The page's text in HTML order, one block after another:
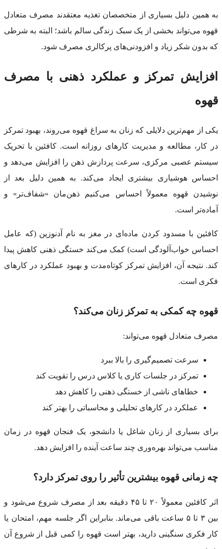
به همین دلیل بسیاری از متخصصان تغذیه معتقدند مصرف متعادل
قهوه می‌تواند بخشی از یک سبک زندگی سالم باشد؛ البته به شرطی
که بدون شکر زیاد و افزودنی‌های پرکالری مصرف شود.
افزایش تمرکز و عملکرد ذهنی با مصرف
قهوه
یکی از مهم‌ترین دلایلی که زنان به سراغ قهوه می‌روند، بهبود تمرکز
در کار، مطالعه و مدیریت کارهای روزانه است. کافئین با تحریک
سیستم عصبی مرکزی، سرعت پردازش ذهن را افزایش می‌دهد و
احساس هوشیاری بیشتری ایجاد می‌کند. به همین دلیل بعد از
نوشیدن قهوه معمولاً احساس می‌کنیم ذهن‌مان «شفاف‌تر» و
آماده‌تر است.
کافئین با مسدود کردن ماده‌ای در مغز به نام آدنوزین (که عامل
احساس خواب‌آلودگی است) کمک می‌کند خستگی ذهنی کاهش پیدا
کند. نتیجه آن، افزایش تمرکز کوتاه‌مدت و بهبود عملکرد در کارهای
فکری است.
قهوه چه کمکی به تمرکز زنان می‌کند؟
مصرف متعادل قهوه می‌تواند:
سرعت تصمیم‌گیری را بالا ببرد
تمرکز در جلسات کاری یا کلاس درس را تقویت کند
خطاهای ناشی از خستگی ذهنی را کاهش دهد
عملکرد در کارهای تحلیلی و محاسباتی را بهتر کند
برای بسیاری از زنان شاغل یا دانشجو، یک فنجان قهوه در زمان
مناسب می‌تواند بهره‌وری چند ساعت آینده را افزایش دهد.
چه زمانی قهوه بیشترین تأثیر را روی تمرکز دارد؟
اثر کافئین معمولاً ۲۰ تا ۴۵ دقیقه بعد از مصرف شروع می‌شود و
بین ۳ تا ۵ ساعت باقی می‌ماند. بنابراین اگر جلسه مهم، امتحان یا
کار فکری سنگینی دارید، بهتر است قهوه را کمی قبل از شروع آن